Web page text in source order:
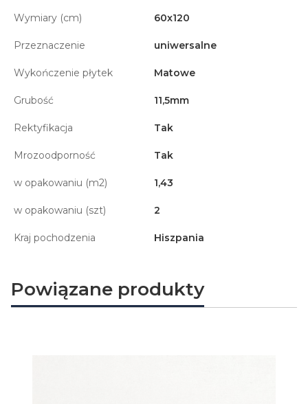
Wymiary (cm) 60x120
Przeznaczenie uniwersalne
Wykończenie płytek Matowe
Grubość 11,5mm
Rektyfikacja Tak
Mrozoodporność Tak
w opakowaniu (m2) 1,43
w opakowaniu (szt) 2
Kraj pochodzenia Hiszpania
Powiązane produkty